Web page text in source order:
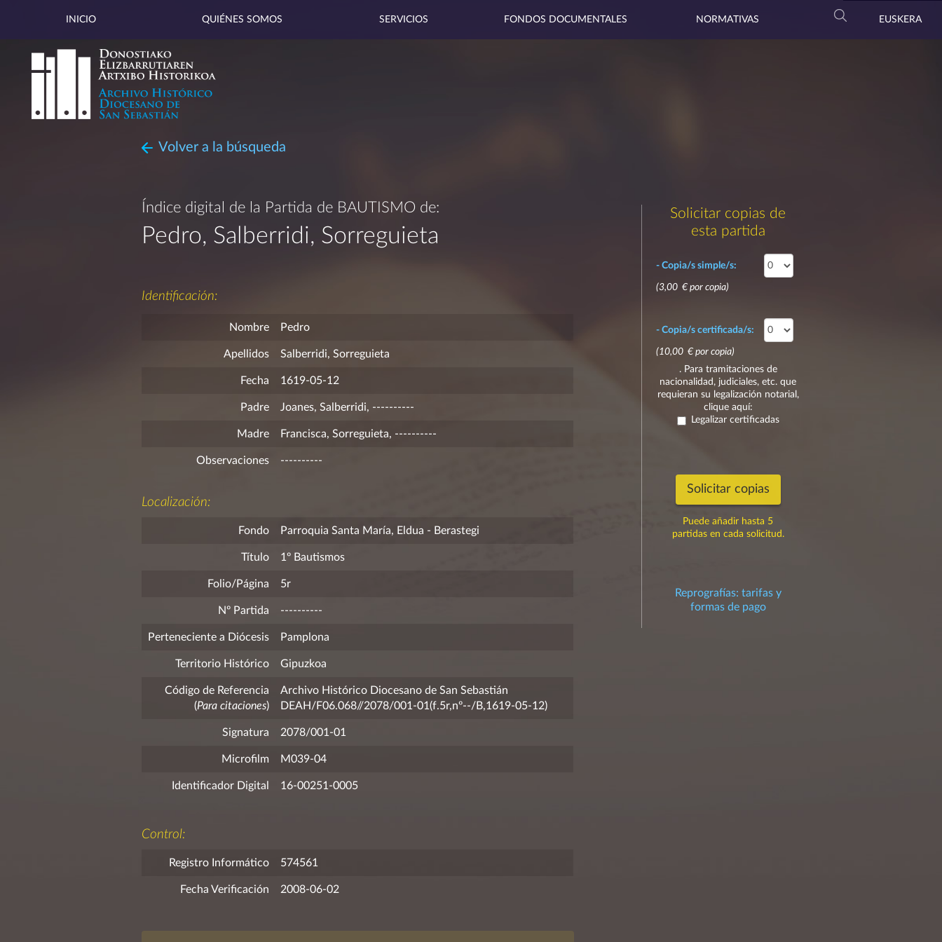
INICIO QUIÉNES SOMOS SERVICIOS FONDOS DOCUMENTALES NORMATIVAS EUSKERA
Volver a la búsqueda
Índice digital de la Partida de BAUTISMO de:
Pedro, Salberridi, Sorreguieta
Solicitar copias de
esta partida
- Copia/s simple/s:
(3,00 € por copia)
- Copia/s certificada/s:
(10,00 € por copia)
. Para tramitaciones de
nacionalidad, judiciales, etc. que
requieran su legalización notarial,
clique aquí:
Legalizar certificadas
Solicitar copias
Puede añadir hasta 5
partidas en cada solicitud.
Reprografías: tarifas y
formas de pago
Identificación:
Nombre Pedro
Apellidos Salberridi, Sorreguieta
Fecha 1619-05-12
Padre Joanes, Salberridi, ----------
Madre Francisca, Sorreguieta, ----------
Observaciones ----------
Localización:
Fondo Parroquia Santa María, Eldua - Berastegi
Título 1º Bautismos
Folio/Página 5r
Nº Partida ----------
Perteneciente a Diócesis Pamplona
Territorio Histórico Gipuzkoa
Código de Referencia
(Para citaciones)
Archivo Histórico Diocesano de San Sebastián
DEAH/F06.068//2078/001-01(f.5r,nº--/B,1619-05-12)
Signatura 2078/001-01
Microfilm M039-04
Identificador Digital 16-00251-0005
Control:
Registro Informático 574561
Fecha Verificación 2008-06-02